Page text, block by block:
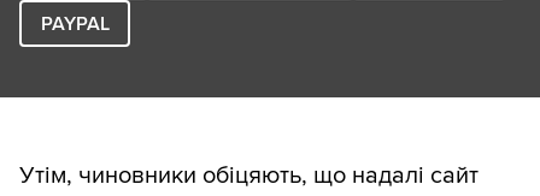
PAYPAL
Утім, чиновники обіцяють, що надалі сайт